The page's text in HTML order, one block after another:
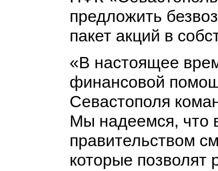
предложить
пакет акций в
«В настоящее
финансовой
Севастополя
Мы надеемся, что
правительством
которые позволят